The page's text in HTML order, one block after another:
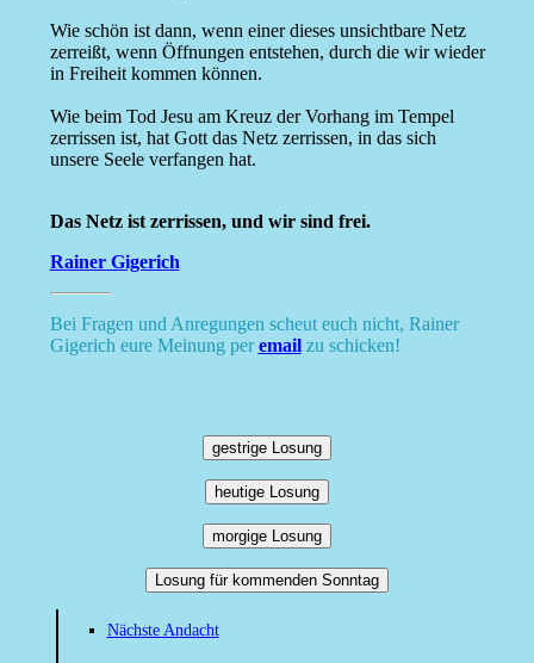
Wie schön ist dann, wenn einer dieses unsichtbare Netz
zerreißt, wenn Öffnungen entstehen, durch die wir wieder
in Freiheit kommen können.
Wie beim Tod Jesu am Kreuz der Vorhang im Tempel
zerrissen ist, hat Gott das Netz zerrissen, in das sich
unsere Seele verfangen hat.
Das Netz ist zerrissen, und wir sind frei.
Rainer Gigerich
Bei Fragen und Anregungen scheut euch nicht, Rainer
Gigerich eure Meinung peremailzu schicken!
gestrige Losung
heutige Losung
morgige Losung
Losung für kommenden Sonntag
Nächste Andacht